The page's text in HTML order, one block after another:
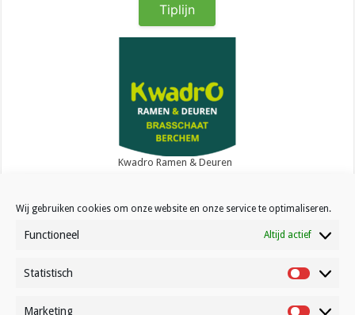
Wij gebruiken cookies om onze website en onze service te optimaliseren.
Functioneel Altijd actief
Statistisch Statistisch
Marketing
Tiplijn
Kwadro Ramen & Deuren
Contact